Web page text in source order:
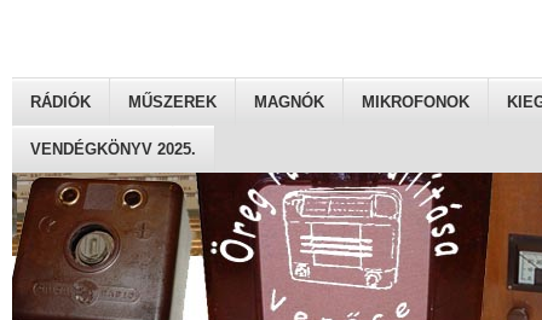
RÁDIÓK MŰSZEREK MAGNÓK MIKROFONOK
VENDÉGKÖNYV 2025.